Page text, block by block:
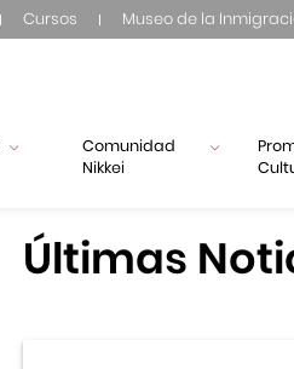
Cursos Museo de la
Comunidad
Nikkei
Últimas